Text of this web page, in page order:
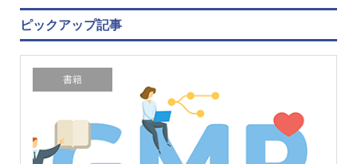
ピックアップ記事
書籍